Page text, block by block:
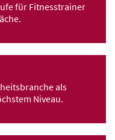
für Fitnesstrainer
als
Niveau.